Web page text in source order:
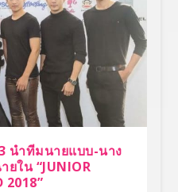
นำทีมนายแบบ-นาง
ยใน “JUNIOR
2018”